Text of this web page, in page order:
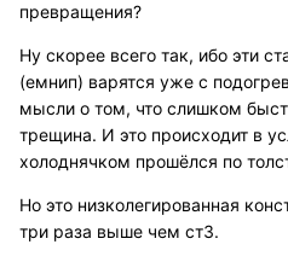
превращения?
Ну скорее всего так, ибо эти
(емнип) варятся уже с
мысли о том, что слишком
трещина. И это происходит в
холоднячком прошёлся по
Но это низколегированная
три раза выше чем ст3.